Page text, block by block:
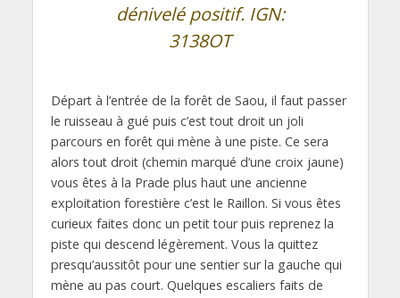
dénivelé positif. IGN:
3138OT
Départ à l’entrée de la forêt de Saou, il faut passer
le ruisseau à gué puis c’est tout droit un joli
parcours en forêt qui mène à une piste. Ce sera
alors tout droit (chemin marqué d’une croix jaune)
vous êtes à la Prade plus haut une ancienne
exploitation forestière c’est le Raillon. Si vous êtes
curieux faites donc un petit tour puis reprenez la
piste qui descend légèrement. Vous la quittez
presqu’aussitôt pour une sentier sur la gauche qui
mène au pas court. Quelques escaliers faits de